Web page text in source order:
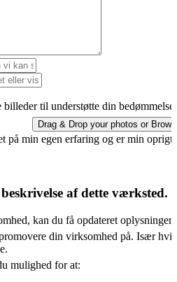
til understøtte din bedømmelse.
Drag & Drop your photos or
på min egen erfaring og er min
af dette værksted.
kan du få opdateret
din virksomhed på. Især
mulighed for at: